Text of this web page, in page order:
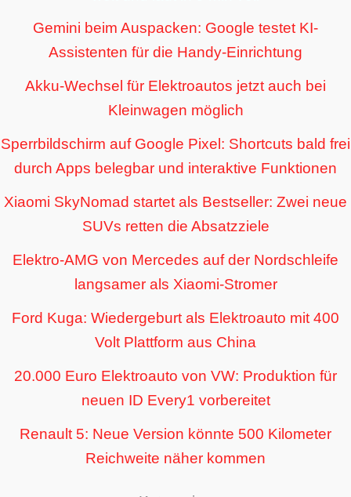
Gemini beim Auspacken: Google testet KI-
Assistenten für die Handy-Einrichtung
Akku-Wechsel für Elektroautos jetzt auch bei
Kleinwagen möglich
Sperrbildschirm auf Google Pixel: Shortcuts bald frei
durch Apps belegbar und interaktive Funktionen
Xiaomi SkyNomad startet als Bestseller: Zwei neue
SUVs retten die Absatzziele
Elektro-AMG von Mercedes auf der Nordschleife
langsamer als Xiaomi-Stromer
Ford Kuga: Wiedergeburt als Elektroauto mit 400
Volt Plattform aus China
20.000 Euro Elektroauto von VW: Produktion für
neuen ID Every1 vorbereitet
Renault 5: Neue Version könnte 500 Kilometer
Reichweite näher kommen